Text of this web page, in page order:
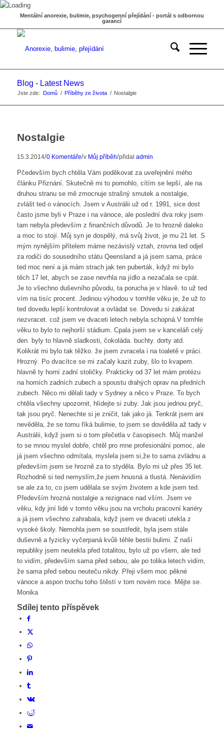
Mentální anorexie, bulimie, psychogenní přejídání - portál s odbornou
garancí
Blog - Latest News
Jste zde: Domů / Příběhy ze života / Nostalgie
Nostalgie
15.3.2014/0 Komentáře/v Můj příběh/přidal admin
Pčedevším bych chtěla Vám poděkovat za uveřejnění mého
článku Přiznání. Skutečně mi to pomohlo, cítím se lepší, ale na
druhou stranu se mě zmocnuje strašný smutek a nostalgie,
zvlášt ted o vánocích. Jsem v Austrálii už od r. 1991, sice dost
často jsme byli v Praze i na vánoce, ale poslední dva roky jsem
tam nebyla především z finančních důvodů. Je to hrozně daleko
a moc to stojí. Můj syn je dospělý, má svůj život, je mu 21 let. S
mým nynějším přítelem máme nezávislý vztah, zrovna ted odjel
za rodiči do sousedního státu Qeensland a já jsem sama, práce
ted moc není a já mám strach jak ten puberták, když mi bylo
těch 17 let, abych se zase nevrhla na jídlo a nezačala se cpát.
Je to všechno duševního původu, ta porucha je v hlavě. to už ted
vím na tisíc procent. Jedinou výhodou v tomhle věku je, že už to
ted dovedu lepší kontrolovat a ovládat se. Dovedu si zakázat
nezvracet. což jsem ve dvaceti letech nebyla schopná.V tomhle
věku to bylo to nejhorší stádium. Cpala jsem se v kanceláři celý
den. byly to hlavně sladkosti, čokoláda. buchty. dorty atd.
Kolikrát mi bylo tak těžko. že jsem zvracela i na toaletě v práci.
Hrozný. Po dvacítce se mi začaly kazit zuby, šlo to kvapem.
hlavně ty horní zadní stoličky. Prakticky od 37 let mám protézu
na horních zadních zubech a spoustu drahých oprav na předních
zubech. Něco mi dělali tady v Sydney a něco v Praze. To bych
chtěla všechny upozornit, hlídejte si zuby. Jak jsou jednou pryč,
tak jsou pryč. Nenechte si je zničit, tak jako já. Tenkrát jsem ani
nevěděla, že se tomu říká bulimie, to jsem se dověděla až tady v
Austrálii, když jsem si o tom přečetla v časopisech. Můj manžel
to se mnou myslel dobře, chtěl pro mne profesionální pomoc, ale
já jsem všechno odmítala, myslela jsem si,že to sama zvládnu a
především jsem se hrozně za to styděla. Bylo mi už přes 35 let.
Rozhodně si ted nemyslím,že jsem hnusná a tlustá. Nenávidím
se ale za to, co jsem udělala se svým životem a kde jsem ted.
Především hrozná nostalgie a rezignace nad vším. Jsem ve
věku, kdy jiní lidé v tomto věku jsou na vrcholu pracovní kariéry
a já jsem všechno zahrabala, když jsem ve dvaceti utekla z
vysoké školy. Nemohla jsem se soustředit, byla jsem stále
duševně a fyzicky vyčerpaná kvůli téhle bestii bulimi. Z naší
republiky jsem neutekla před totalitou, bylo už po všem, ale ted
to vidím, především sama před sebou, ale po tolika letech vidím,
že sama před sebou neuteču nikdy. Přeji všem moc pěkné
vánoce a aspon trochu toho štěstí v tom novém roce. Mějte se.
Monika
Sdílej tento příspěvek